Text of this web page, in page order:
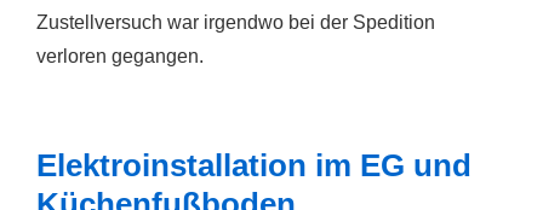
Zustellversuch war irgendwo bei der Spedition
verloren gegangen.
Elektroinstallation im EG und